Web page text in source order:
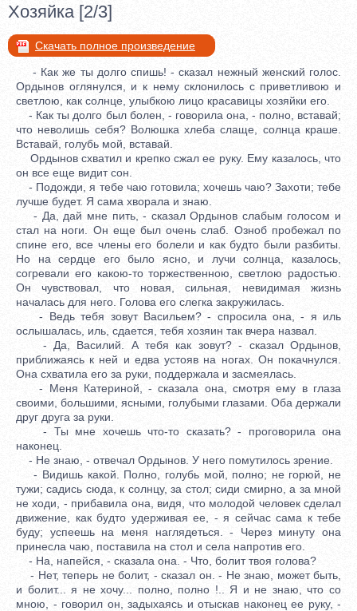
Хозяйка [2/3]
Скачать полное произведение
- Как же ты долго спишь! - сказал нежный женский голос.
Ордынов оглянулся, и к нему склонилось с приветливою и
светлою, как солнце, улыбкою лицо красавицы хозяйки его.
- Как ты долго был болен, - говорила она, - полно, вставай;
что неволишь себя? Волюшка хлеба слаще, солнца краше.
Вставай, голубь мой, вставай.
Ордынов схватил и крепко сжал ее руку. Ему казалось, что
он все еще видит сон.
- Подожди, я тебе чаю готовила; хочешь чаю? Захоти; тебе
лучше будет. Я сама хворала и знаю.
- Да, дай мне пить, - сказал Ордынов слабым голосом и
стал на ноги. Он еще был очень слаб. Озноб пробежал по
спине его, все члены его болели и как будто были разбиты.
Но на сердце его было ясно, и лучи солнца, казалось,
согревали его какою-то торжественною, светлою радостью.
Он чувствовал, что новая, сильная, невидимая жизнь
началась для него. Голова его слегка закружилась.
- Ведь тебя зовут Васильем? - спросила она, - я иль
ослышалась, иль, сдается, тебя хозяин так вчера назвал.
- Да, Василий. А тебя как зовут? - сказал Ордынов,
приближаясь к ней и едва устояв на ногах. Он покачнулся.
Она схватила его за руки, поддержала и засмеялась.
- Меня Катериной, - сказала она, смотря ему в глаза
своими, большими, ясными, голубыми глазами. Оба держали
друг друга за руки.
- Ты мне хочешь что-то сказать? - проговорила она
наконец.
- Не знаю, - отвечал Ордынов. У него помутилось зрение.
- Видишь какой. Полно, голубь мой, полно; не горюй, не
тужи; садись сюда, к солнцу, за стол; сиди смирно, а за мной
не ходи, - прибавила она, видя, что молодой человек сделал
движение, как будто удерживая ее, - я сейчас сама к тебе
буду; успеешь на меня наглядеться. - Через минуту она
принесла чаю, поставила на стол и села напротив его.
- На, напейся, - сказала она. - Что, болит твоя голова?
- Нет, теперь не болит, - сказал он. - Не знаю, может быть,
и болит... я не хочу... полно, полно !.. Я и не знаю, что со
мною, - говорил он, задыхаясь и отыскав наконец ее руку, -